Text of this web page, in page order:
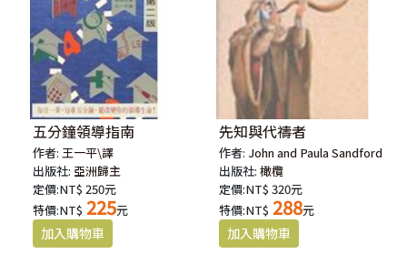
五分鐘領導指南
作者:王一平\譯
出版社: 亞洲歸主
定價:NT$ 250元
特價:NT$ 225元
先知與代禱者
作者: John and Paula Sandford
出版社:橄欖
定價:NT$ 320元
特價:NT$ 288元